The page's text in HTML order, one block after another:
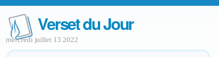
Verset du Jour
mercredi juillet 13 2022